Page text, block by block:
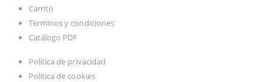
Carrito
Terminos y condiciones
Catálogo PDF
Política de privacidad
Política de cookies